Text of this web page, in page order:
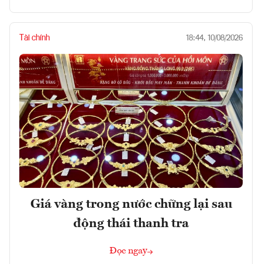
Tài chính 18:44, 10/08/2026
Giá vàng trong nước chững lại sau
động thái thanh tra
Đọc ngay